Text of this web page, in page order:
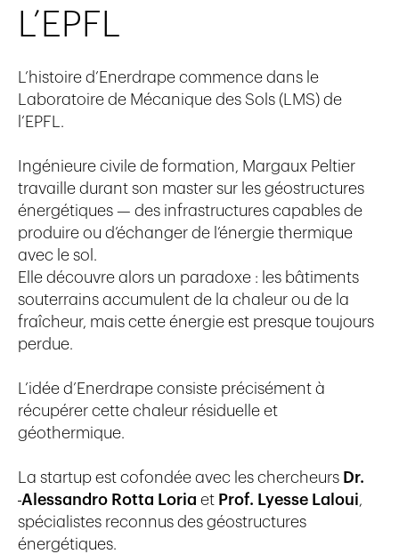
L’EPFL
L’histoire d’Enerdrape commence dans le
Laboratoire de Mécanique des Sols (LMS) de
l’EPFL.
Ingénieure civile de formation, Margaux Peltier
travaille durant son master sur les géostructures
énergétiques — des infrastructures capables de
produire ou d’échanger de l’énergie thermique
avec le sol.
Elle découvre alors un paradoxe : les bâtiments
souterrains accumulent de la chaleur ou de la
fraîcheur, mais cette énergie est presque toujours
perdue.
L’idée d’Enerdrape consiste précisément à
récupérer cette chaleur résiduelle et
géothermique.
La startup est cofondée avec les chercheurs Dr.
Alessandro Rotta Loria et Prof. Lyesse Laloui,
spécialistes reconnus des géostructures
énergétiques.